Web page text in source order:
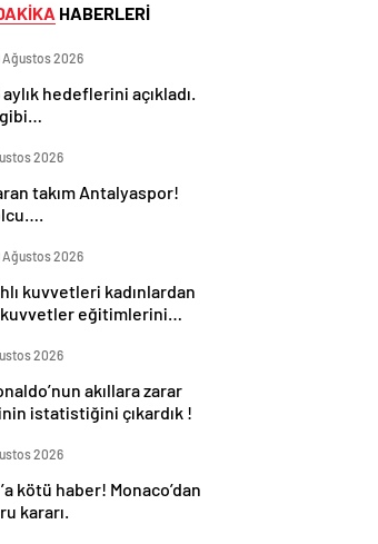
HABERLERİ
Ağustos 2026
hedeflerini açıkladı.
2026
takım Antalyaspor!
Ağustos 2026
kuvvetleri kadınlardan
eğitimlerini
2026
akıllara zarar
istatistiğini çıkardık !
2026
kötü haber! Monaco’dan
kararı.